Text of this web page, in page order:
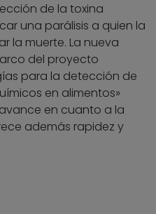
de la toxina
una parálisis a quien la
la muerte. La nueva
del proyecto
para la detección de
en alimentos»
en cuanto a la
además rapidez y